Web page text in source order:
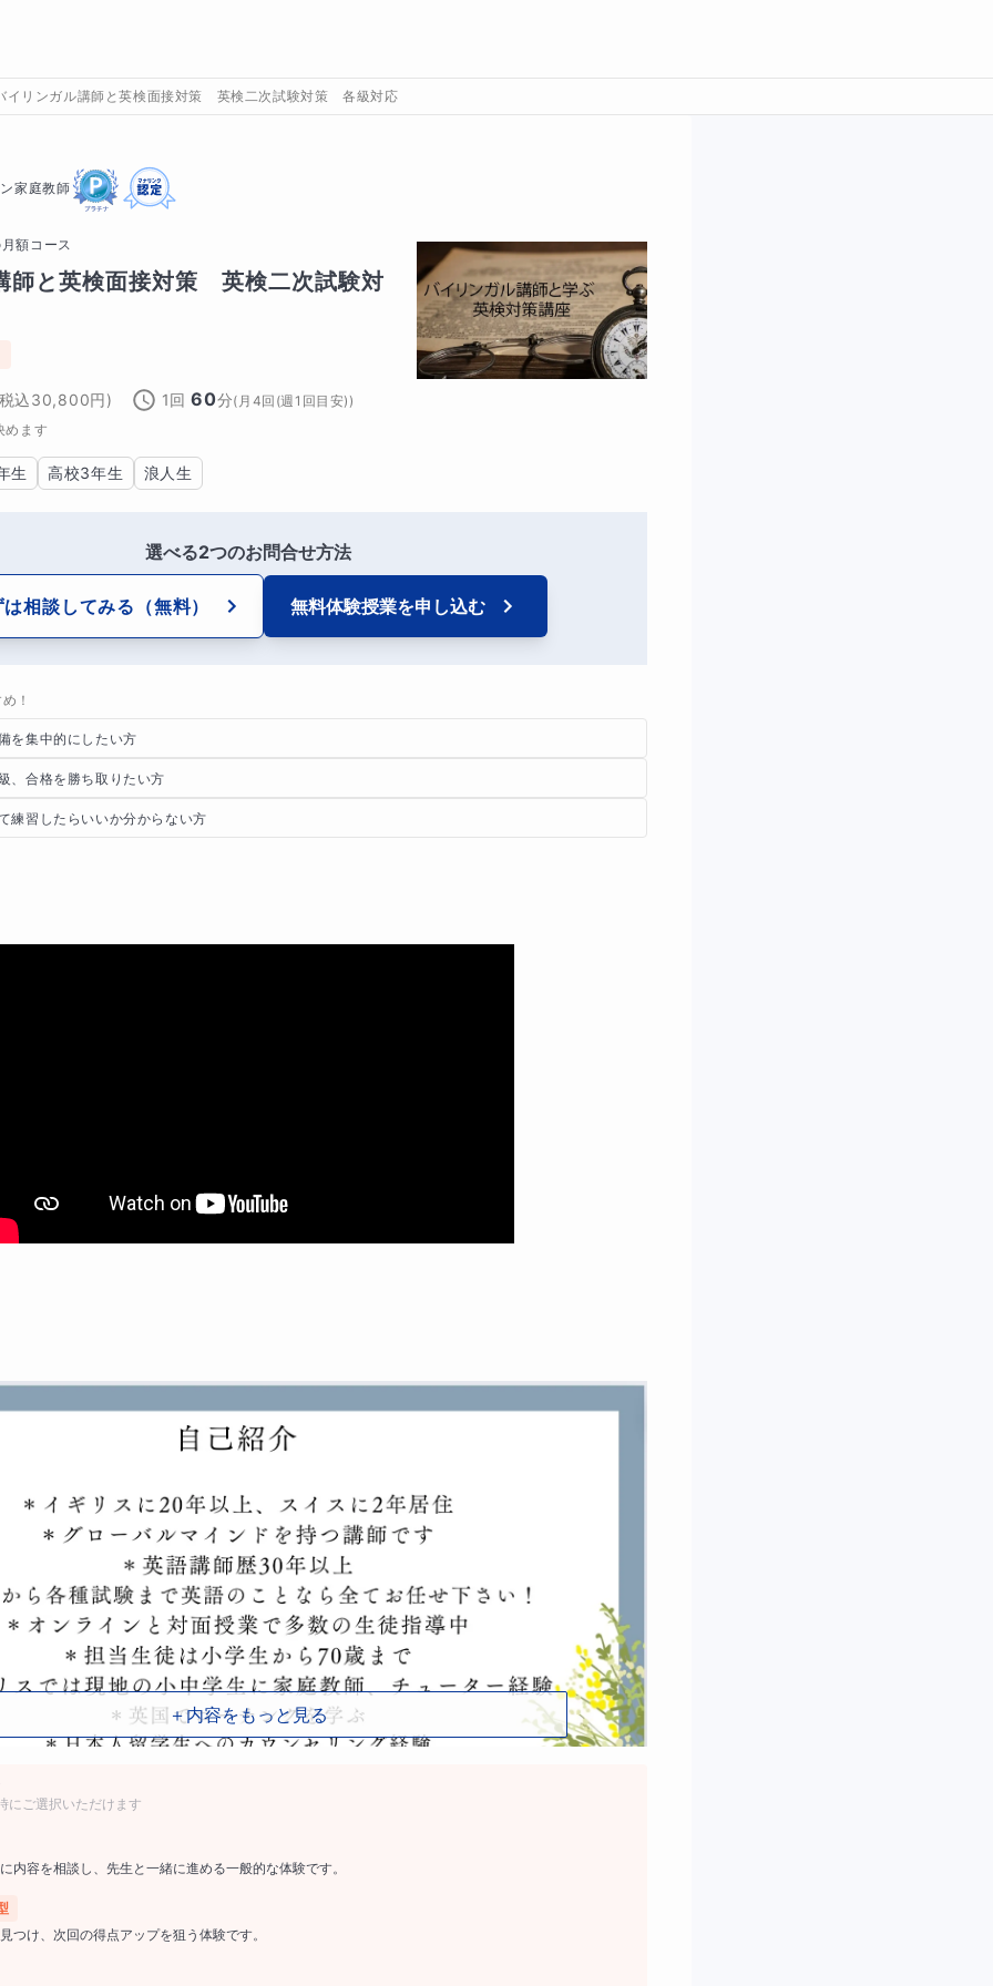
イリンガル講師と英検面接対策 英検二次試験対策 各級対応
家庭教師
月額コース
師と英検面接対策　英検二次試験対
込30,800円) 1回 60分( 月4回(週1回目安) )
めます
生 高校3年生 浪人生
選べる2つのお問合せ方法
は相談してみる （無料） 無料体験授業を申し込む
！
を集中的にしたい方
、合格を勝ち取りたい方
練習したらいいか分からない方
＋内容をもっと見る
にご選択いただけます
内容を相談し、先生と一緒に進める一般的な体験です。
つけ、次回の得点アップを狙う体験です。